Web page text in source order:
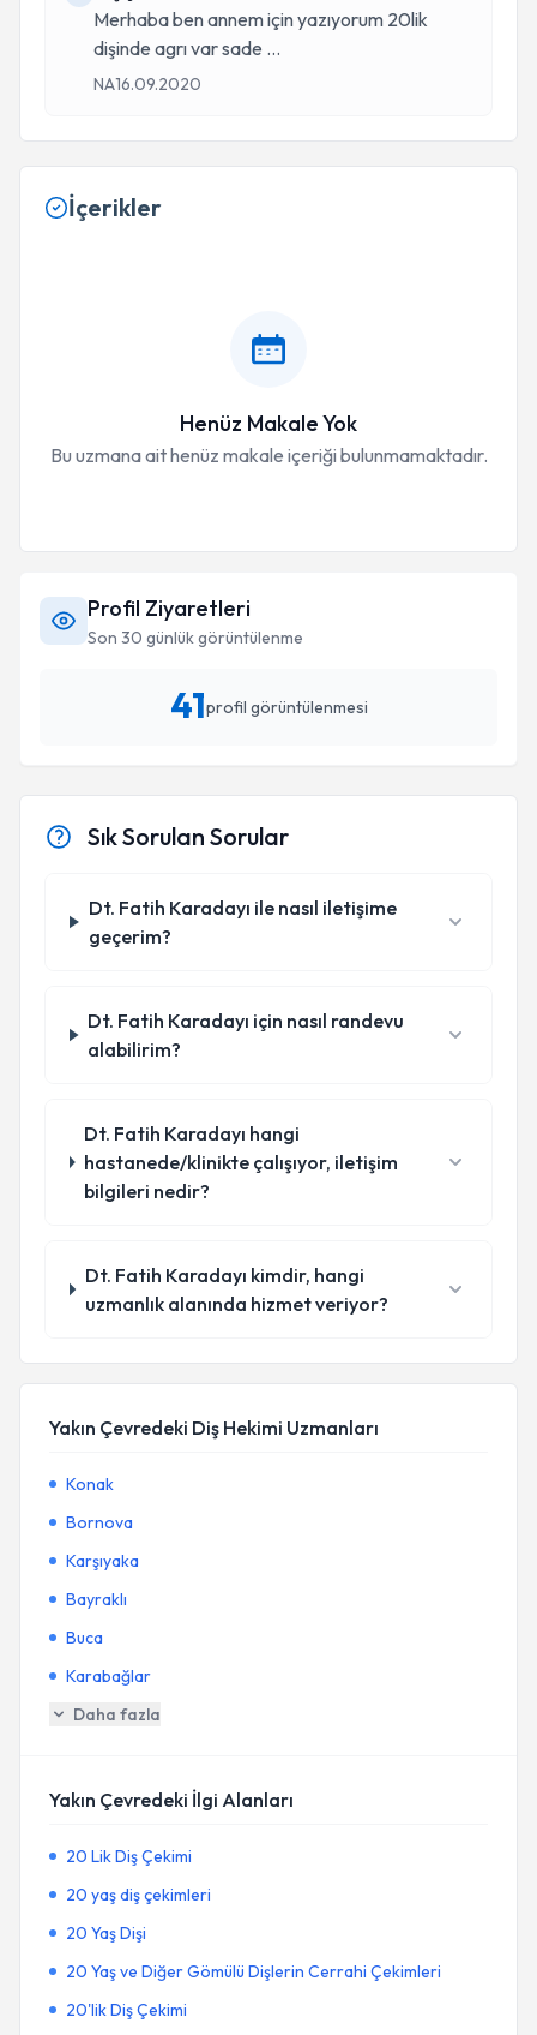
Merhaba ben annem için yazıyorum 20lik
dişinde agrı var sade ...
NA16.09.2020
İçerikler
Henüz Makale Yok
Bu uzmana ait henüz makale içeriği bulunmamaktadır.
Profil Ziyaretleri
Son 30 günlük görüntülenme
41profil görüntülenmesi
Sık Sorulan Sorular
Dt. Fatih Karadayı ile nasıl iletişime
geçerim?
Dt. Fatih Karadayı için nasıl randevu
alabilirim?
Dt. Fatih Karadayı hangi
hastanede/klinikte çalışıyor, iletişim
bilgileri nedir?
Dt. Fatih Karadayı kimdir, hangi
uzmanlık alanında hizmet veriyor?
Yakın Çevredeki Diş Hekimi Uzmanları
Konak
Bornova
Karşıyaka
Bayraklı
Buca
Karabağlar
Daha fazla
Yakın Çevredeki İlgi Alanları
20 Lik Diş Çekimi
20 yaş diş çekimleri
20 Yaş Dişi
20 Yaş ve Diğer Gömülü Dişlerin Cerrahi Çekimleri
20'lik Diş Çekimi